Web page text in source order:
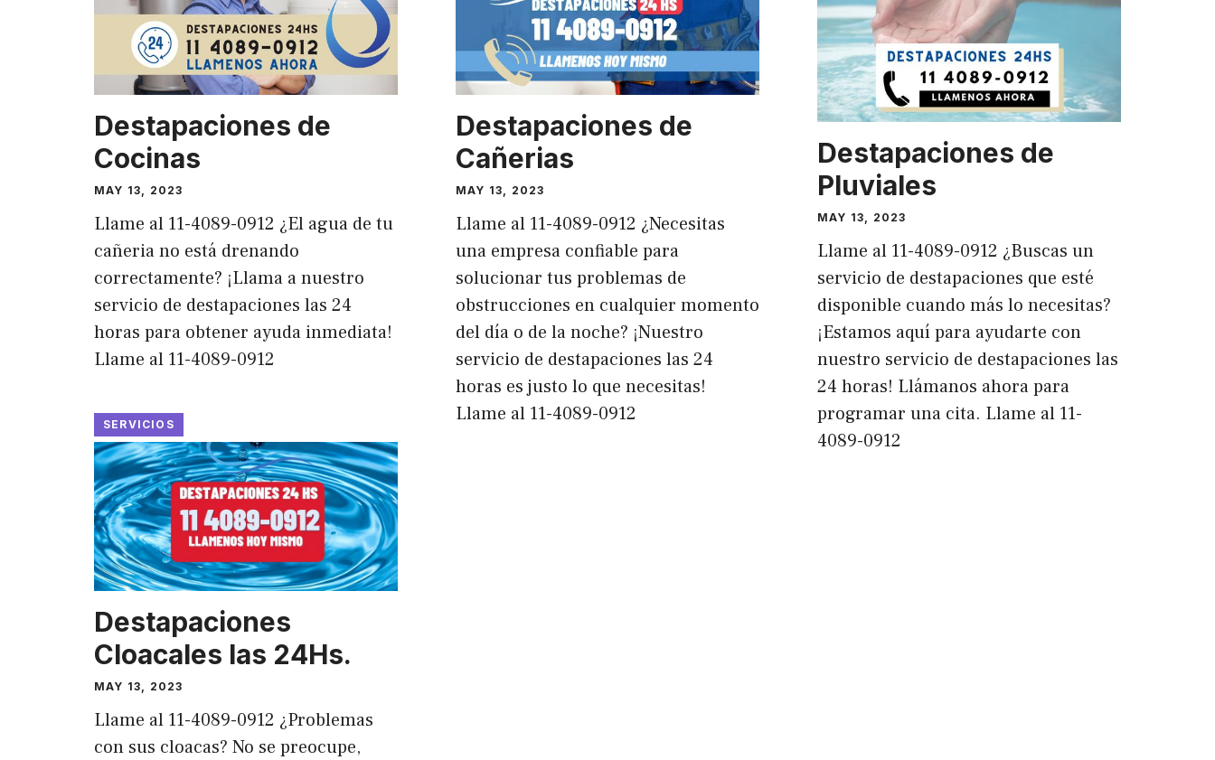
Destapaciones de
Cocinas
MAY 13, 2023
Llame al 11-4089-0912 ¿El agua de tu
cañeria no está drenando
correctamente? ¡Llama a nuestro
servicio de destapaciones las 24
horas para obtener ayuda inmediata!
Llame al 11-4089-0912
Destapaciones de
Cañerias
MAY 13, 2023
Llame al 11-4089-0912 ¿Necesitas
una empresa confiable para
solucionar tus problemas de
obstrucciones en cualquier momento
del día o de la noche? ¡Nuestro
servicio de destapaciones las 24
horas es justo lo que necesitas!
Llame al 11-4089-0912
Destapaciones de
Pluviales
MAY 13, 2023
Llame al 11-4089-0912 ¿Buscas un
servicio de destapaciones que esté
disponible cuando más lo necesitas?
¡Estamos aquí para ayudarte con
nuestro servicio de destapaciones las
24 horas! Llámanos ahora para
programar una cita. Llame al 11-
4089-0912
SERVICIOS
Destapaciones
Cloacales las 24Hs.
MAY 13, 2023
Llame al 11-4089-0912 ¿Problemas
con sus cloacas? No se preocupe,